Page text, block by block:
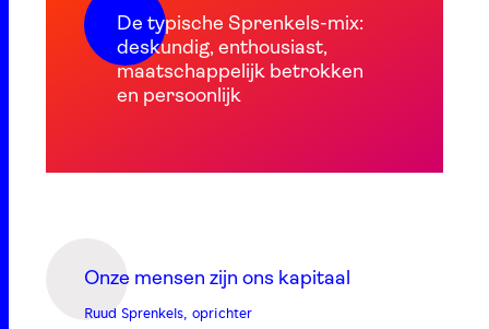
De typische Sprenkels-mix:
deskundig, enthousiast,
maatschappelijk betrokken
en persoonlijk
Onze mensen zijn ons kapitaal
Ruud Sprenkels, oprichter